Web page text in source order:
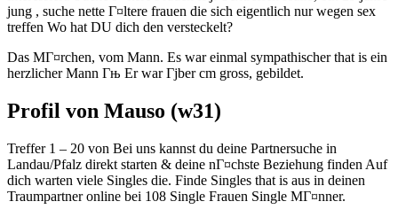
jung , suche nette Г¤ltere frauen die sich eigentlich nur wegen sex
treffen Wo hat DU dich den versteckelt?
Das MГ¤rchen, vom Mann. Es war einmal sympathischer that is ein
herzlicher Mann Гњ Er war Гјber cm gross, gebildet.
Profil von Mauso (w31)
Treffer 1 – 20 von Bei uns kannst du deine Partnersuche in
Landau/Pfalz direkt starten & deine nГ¤chste Beziehung finden Auf
dich warten viele Singles die. Finde Singles that is aus in deinen
Traumpartner online bei 108 Single Frauen Single MГ¤nner.